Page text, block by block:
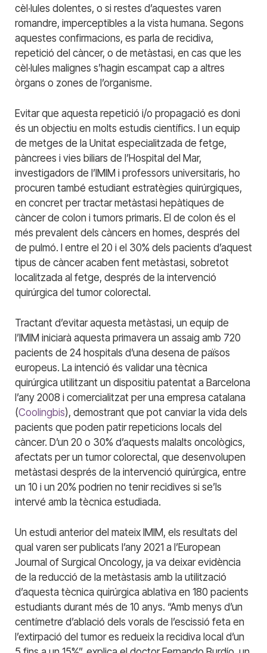
cèl·lules dolentes, o si restes d’aquestes varen
romandre, imperceptibles a la vista humana. Segons
aquestes confirmacions, es parla de recidiva,
repetició del càncer, o de metàstasi, en cas que les
cèl·lules malignes s’hagin escampat cap a altres
òrgans o zones de l’organisme.
Evitar que aquesta repetició i/o propagació es doni
és un objectiu en molts estudis científics. I un equip
de metges de la Unitat especialitzada de fetge,
pàncrees i vies biliars de l’Hospital del Mar,
investigadors de l’IMIM i professors universitaris, ho
procuren també estudiant estratègies quirúrgiques,
en concret per tractar metàstasi hepàtiques de
càncer de colon i tumors primaris. El de colon és el
més prevalent dels càncers en homes, després del
de pulmó. I entre el 20 i el 30% dels pacients d’aquest
tipus de càncer acaben fent metàstasi, sobretot
localitzada al fetge, després de la intervenció
quirúrgica del tumor colorectal.
Tractant d’evitar aquesta metàstasi, un equip de
l’IMIM iniciarà aquesta primavera un assaig amb 720
pacients de 24 hospitals d’una desena de països
europeus. La intenció és validar una tècnica
quirúrgica utilitzant un dispositiu patentat a Barcelona
l’any 2008 i comercialitzat per una empresa catalana
(Coolingbis), demostrant que pot canviar la vida dels
pacients que poden patir repeticions locals del
càncer. D’un 20 o 30% d’aquests malalts oncològics,
afectats per un tumor colorectal, que desenvolupen
metàstasi després de la intervenció quirúrgica, entre
un 10 i un 20% podrien no tenir recidives si se’ls
intervé amb la tècnica estudiada.
Un estudi anterior del mateix IMIM, els resultats del
qual varen ser publicats l’any 2021 a l’European
Journal of Surgical Oncology, ja va deixar evidència
de la reducció de la metàstasis amb la utilització
d’aquesta tècnica quirúrgica ablativa en 180 pacients
estudiants durant més de 10 anys. “Amb menys d’un
centímetre d’ablació dels vorals de l’escissió feta en
l’extirpació del tumor es redueix la recidiva local d’un